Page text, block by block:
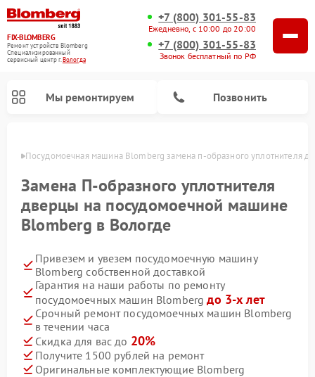
FIX-BLOMBERG
Ремонт устройств Blomberg
Специализированный
cервисный центр г.Вологда
+7 (800) 301-55-83
Ежедневно, с 10:00 до 20:00
+7 (800) 301-55-83
Звонок бесплатный по РФ
Мы ремонтируем Позвонить
Посудомоечная машина Blomberg замена п-образного уплотнителя
Замена П-образного уплотнителя
дверцы на посудомоечной машине
Blomberg в Вологде
Привезем и увезем посудомоечную машину
Blomberg собственной доставкой
Гарантия на наши работы по ремонту
посудомоечных машин Blombergдо 3-х лет
Срочный ремонт посудомоечных машин Blomberg
в течении часа
Скидка для вас до 20%
Получите 1500 рублей на ремонт
Оригинальные комплектующие Blomberg